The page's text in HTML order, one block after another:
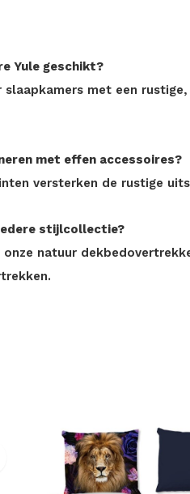
Yule geschikt?
met een
met effen accessoires?
versterken de rustige
stijlcollectie?
natuur